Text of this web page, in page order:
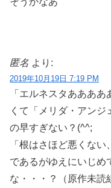
匿名 より:
2019年10月19日 7:19 PM
「エルネスタあああ
くて「メリダ・アン
の早すぎない？(^^;
「根はさほど悪くな
であるがゆえにいじめ
な・・・？（原作未読